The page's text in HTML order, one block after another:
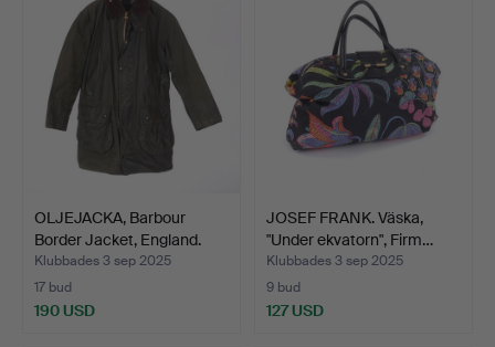
OLJEJACKA, Barbour
Border Jacket, England.
Klubbades 3 sep 2025
17 bud
190 USD
JOSEF FRANK. Väska,
"Under ekvatorn", Firm…
Klubbades 3 sep 2025
9 bud
127 USD